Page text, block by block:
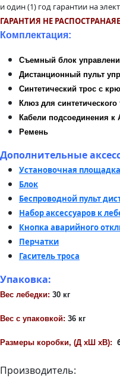
и один (1) год гарантии на
ГАРАНТИЯ НЕ
Комплектация:
Съемный блок
Дистанционный пульт
Синтетический трос с
Клюз для синтетического
Кабели подсоединения к
Ремень
Дополнительные
Установочная площадка
Блок
Беспроводной пульт
Набор аксессуаров к
Кнопка аварийного
Перчатки
Гаситель троса
Упаковка:
Вес лебедки: 30 кг
Вес с упаковкой: 36 кг
Размеры коробки, (Д xШ xВ):
Производитель: